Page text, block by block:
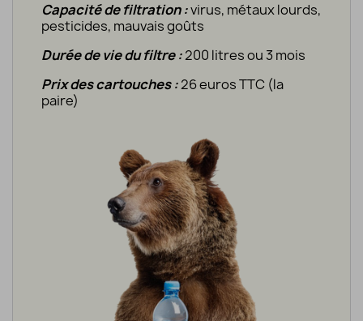
Capacité de filtration :virus, métaux lourds,
pesticides, mauvais goûts
Durée de vie du filtre :200 litres ou 3 mois
Prix des cartouches :26 euros TTC (la
paire)